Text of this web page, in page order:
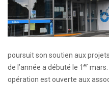
poursuit son soutien aux
de l’année a débuté le 1 er mars.
opération est ouverte aux